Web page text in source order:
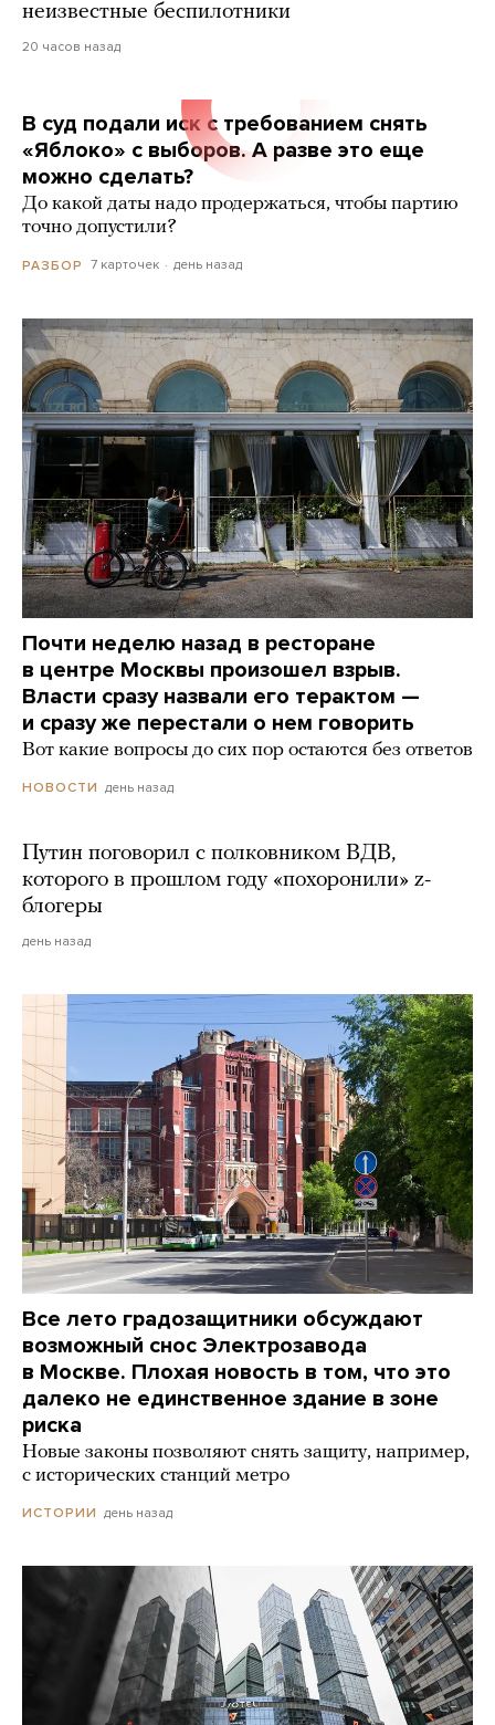
неизвестные беспилотники
20 часов назад
В суд подали иск с требованием снять
«Яблоко» с выборов. А разве это еще
можно сделать?
До какой даты надо продержаться, чтобы партию
точно допустили?
РАЗБОР 7 карточек день назад
Почти неделю назад в ресторане
в центре Москвы произошел взрыв.
Власти сразу назвали его терактом —
и сразу же перестали о нем говорить
Вот какие вопросы до сих пор остаются без ответов
НОВОСТИ день назад
Путин поговорил с полковником ВДВ,
которого в прошлом году «похоронили» z-
блогеры
день назад
Все лето градозащитники обсуждают
возможный снос Электрозавода
в Москве. Плохая новость в том, что это
далеко не единственное здание в зоне
риска
Новые законы позволяют снять защиту, например,
с исторических станций метро
ИСТОРИИ день назад